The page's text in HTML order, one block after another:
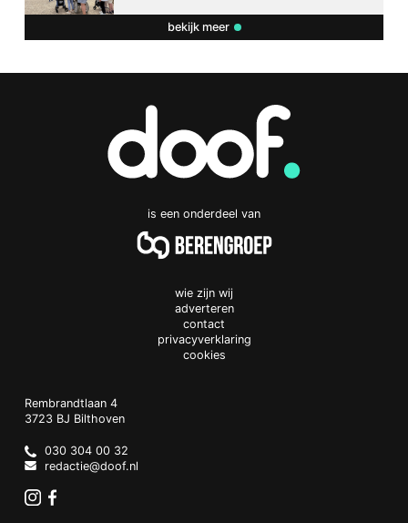
bekijk meer
is een onderdeel van
wie zijn wij
adverteren
contact
privacyverklaring
cookies
Doof.nl
work
Rembrandtlaan 4
3723 BJ Bilthoven
Netherlands
030 304 00 32
redactie@doof.nl